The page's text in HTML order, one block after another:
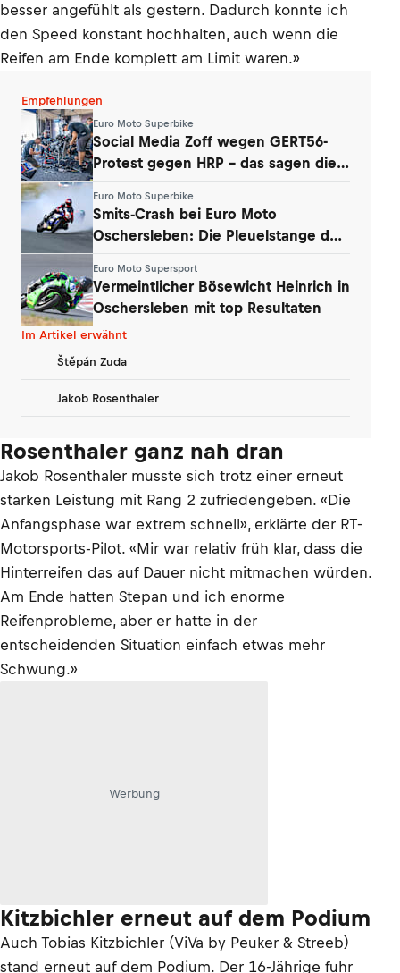
besser angefühlt als gestern. Dadurch konnte ich
den Speed konstant hochhalten, auch wenn die
Reifen am Ende komplett am Limit waren.»
Empfehlungen
Euro Moto Superbike
Social Media Zoff wegen GERT56-
Protest gegen HRP – das sagen die
Euro Moto Superbike
Smits-Crash bei Euro Moto
Oschersleben: Die Pleuelstange der
Euro Moto Supersport
Vermeintlicher Bösewicht Heinrich in
Oschersleben mit top Resultaten
Im Artikel erwähnt
Štěpán Zuda
Jakob Rosenthaler
Rosenthaler ganz nah dran
Jakob Rosenthaler musste sich trotz einer erneut
starken Leistung mit Rang 2 zufriedengeben. «Die
Anfangsphase war extrem schnell», erklärte der RT-
Motorsports-Pilot. «Mir war relativ früh klar, dass die
Hinterreifen das auf Dauer nicht mitmachen würden.
Am Ende hatten Stepan und ich enorme
Reifenprobleme, aber er hatte in der
entscheidenden Situation einfach etwas mehr
Schwung.»
Werbung
Kitzbichler erneut auf dem Podium
Auch Tobias Kitzbichler (ViVa by Peuker & Streeb)
stand erneut auf dem Podium. Der 16-Jährige fuhr